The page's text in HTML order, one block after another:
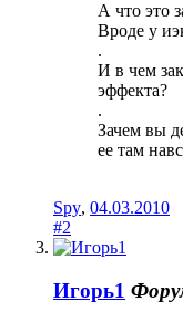
А что это
Вроде у
.
И в чем
эффекта?
.
Зачем вы
ее там
Spy, 04.03.2010
#2
Игорь1